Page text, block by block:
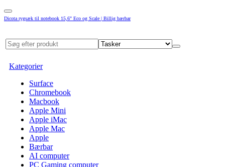
Dicota rygsæk til notebook 15,6" Eco og Scale | Billig bærbar
Kategorier
Surface
Chromebook
Macbook
Apple Mini
Apple iMac
Apple Mac
Apple
Bærbar
AI computer
PC Gaming computer